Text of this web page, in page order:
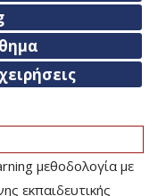
μεθοδολογία με
εκπαιδευτικής